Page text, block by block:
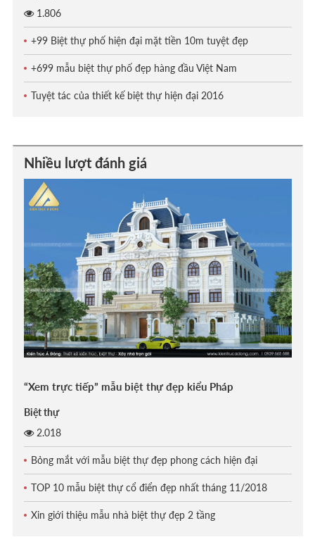
1.806
+99 Biệt thự phố hiện đại mặt tiền 10m tuyệt đẹp
+699 mẫu biệt thự phố đẹp hàng đầu Việt Nam
Tuyệt tác của thiết kế biệt thự hiện đại 2016
Nhiều lượt đánh giá
“Xem trực tiếp” mẫu biệt thự đẹp kiểu Pháp
Biệt thự
2.018
Bỏng mắt với mẫu biệt thự đẹp phong cách hiện đại
TOP 10 mẫu biệt thự cổ điển đẹp nhất tháng 11/2018
Xin giới thiệu mẫu nhà biệt thự đẹp 2 tầng